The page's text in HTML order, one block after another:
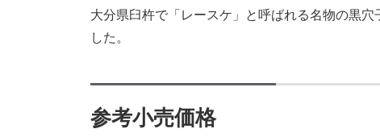
大分県臼杵で「レースケ」と呼ばれる名物の黒
した。
参考小売価格